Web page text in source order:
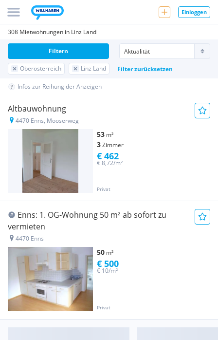
Einloggen
308 Mietwohnungen in Linz Land
Oberösterreich Linz Land Filter zurücksetzen
Filtern
Infos zur Reihung der Anzeigen
Altbauwohnung
4470 Enns, Mooserweg
53 m²
3Zimmer
Privat
€ 8,72/m²
€ 462
Enns: 1. OG-Wohnung 50 m² ab sofort zu
vermieten
4470 Enns
50 m²
Privat
€ 10/m²
€ 500